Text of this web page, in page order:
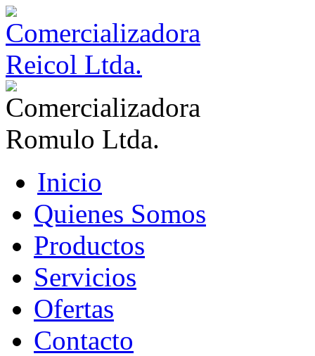
Inicio
Quienes Somos
Productos
Servicios
Ofertas
Contacto